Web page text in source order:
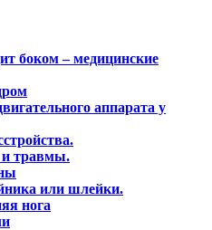
боком– медицинские
аппарата у
и травмы.
или шлейки.
нога